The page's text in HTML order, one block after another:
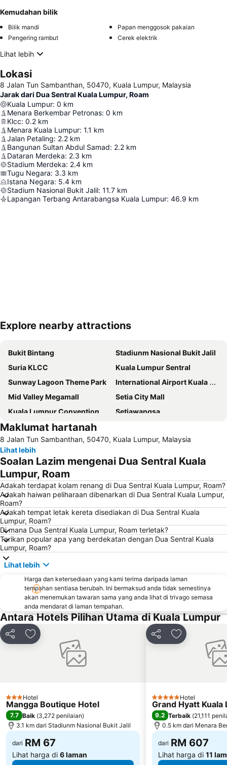
Kemudahan bilik
Bilik mandi
Papan menggosok pakaian
Pengering rambut
Cerek elektrik
Lihat lebih
Lokasi
8 Jalan Tun Sambanthan, 50470, Kuala Lumpur, Malaysia
Jarak dari Dua Sentral Kuala Lumpur, Roam
Kuala Lumpur: 0 km
Menara Berkembar Petronas: 0 km
Klcc: 0.2 km
Menara Kuala Lumpur: 1.1 km
Jalan Petaling: 2.2 km
Bangunan Sultan Abdul Samad: 2.2 km
Dataran Merdeka: 2.3 km
Stadium Merdeka: 2.4 km
Tugu Negara: 3.3 km
Istana Negara: 5.4 km
Stadium Nasional Bukit Jalil: 11.7 km
Lapangan Terbang Antarabangsa Kuala Lumpur: 46.9 km
Kembangkan peta
Explore nearby attractions
Bukit Bintang
Stadiunm Nasional Bukit Jalil
Suria KLCC
Kuala Lumpur Sentral
Sunway Lagoon Theme Park
International Airport Kuala Lumpur
Mid Valley Megamall
Setia City Mall
Kuala Lumpur Convention Centre
Setiawangsa
KLIA Ekspres
Jalan Tunku Abdul Rahman
Dataran Merdeka
Aquaria
Masjid Jamek
One Utama Shopping Centre
Sunway Pyramid Shopping Centre
Jalan Tun Razak
Zoo Negara
Pasar Seni
Sepang International Circuit
Batu Caves
Jalan Petaling
Port Klang
Menara KL
1 Utama
Lapangan Terbang Sultan Abdul Aziz Shah
The Curve
Putrajaya Hot Air Balloon Fiesta
Lot 10
Bukit Melawati
Monorail
Tropicana City Mall
Kepong Forestry Park - FRIM
Masjid Negara
Sultan Abdul Samad Building
Kuala Lumpur Golf & Country Club
Tugu Negara
Lake Garden
Maklumat hartanah
8 Jalan Tun Sambanthan, 50470, Kuala Lumpur, Malaysia
Lihat lebih
Soalan Lazim mengenai Dua Sentral Kuala
Lumpur, Roam
Adakah terdapat kolam renang di Dua Sentral Kuala Lumpur, Roam?
Adakah haiwan peliharaan dibenarkan di Dua Sentral Kuala Lumpur,
Roam?
Adakah tempat letak kereta disediakan di Dua Sentral Kuala
Lumpur, Roam?
Di mana Dua Sentral Kuala Lumpur, Roam terletak?
Tarikan popular apa yang berdekatan dengan Dua Sentral Kuala
Lumpur, Roam?
Lihat lebih
Harga dan ketersediaan yang kami terima daripada laman
tempahan sentiasa berubah. Ini bermaksud anda tidak semestinya
akan menemukan tawaran sama yang anda lihat di trivago semasa
anda mendarat di laman tempahan.
Antara Hotels Pilihan Utama di Kuala Lumpur
Kongsi Tambah ke favorit
3 Bintang
Hotel
Mangga Boutique Hotel
7.7 Baik (3,272 penilaian)
3.1 km dari Stadiunm Nasional Bukit Jalil
dari RM 67
Lihat harga di 6 laman
Kongsi Tambah ke
5 BintangHotel
Grand Hyatt Kuala
9.2 Terbaik (21,111
0.5 km dari Menara
dari RM 607
Lihat harga di 11